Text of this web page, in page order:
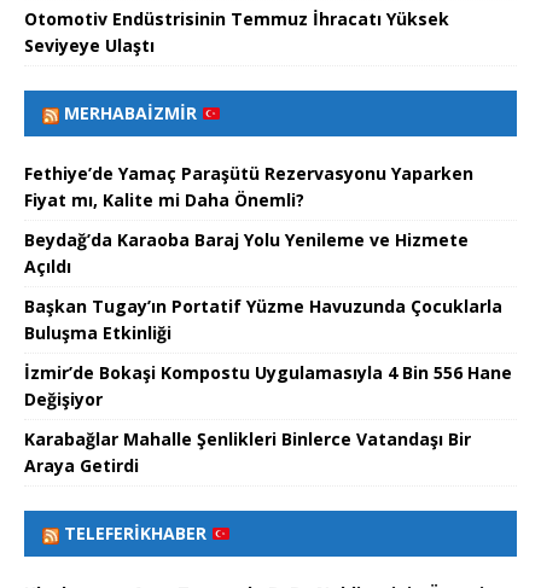
Otomotiv Endüstrisinin Temmuz İhracatı Yüksek
Seviyeye Ulaştı
MERHABAİZMIR
Fethiye’de Yamaç Paraşütü Rezervasyonu Yaparken
Fiyat mı, Kalite mi Daha Önemli?
Beydağ’da Karaoba Baraj Yolu Yenileme ve Hizmete
Açıldı
Başkan Tugay’ın Portatif Yüzme Havuzunda Çocuklarla
Buluşma Etkinliği
İzmir’de Bokaşi Kompostu Uygulamasıyla 4 Bin 556 Hane
Değişiyor
Karabağlar Mahalle Şenlikleri Binlerce Vatandaşı Bir
Araya Getirdi
TELEFERIKHABER